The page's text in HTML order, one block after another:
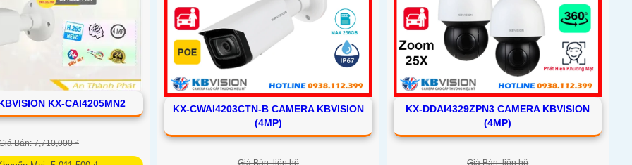
KX-CAI4205MN2
Bán: 7,710,000 ₫
KX-CWAI4203CTN-B CAMERA KBVISION
(4MP)
Giá Bán: liên hệ
KX-DDAI4329ZPN3 CAMERA KBVISION
(4MP)
Giá Bán: liên hệ